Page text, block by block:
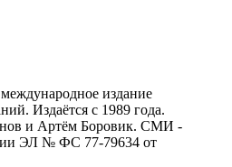
издание
Издаётся с 1989 года.
и Артём Боровик. CМИ -
ЭЛ № ФС 77-79634 от